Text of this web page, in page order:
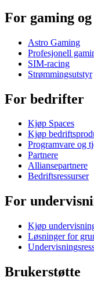
For gaming
Astro Gaming
Profesjonell
SIM-racing
Strømmingsutstyr
For bedrifter
Kjøp Spaces
Kjøp
Programvare og
Partnere
Alliansepartnere
Bedriftsressurser
For
Kjøp
Løsninger for
Brukerstøtte